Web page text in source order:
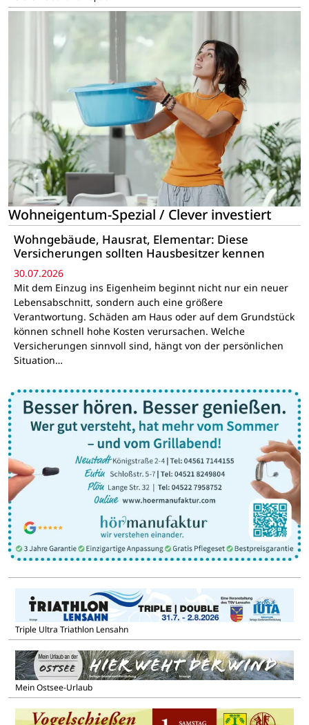
Wohneigentum-Spezial / Clever investiert
Wohngebäude, Hausrat, Elementar: Diese
Versicherungen sollten Hausbesitzer kennen
30.07.2026
Mit dem Einzug ins Eigenheim beginnt nicht nur ein neuer
Lebensabschnitt, sondern auch eine größere
Verantwortung. Schäden am Haus oder auf dem Grundstück
können schnell hohe Kosten verursachen. Welche
Versicherungen sinnvoll sind, hängt von der persönlichen
Situation…
Triple Ultra Triathlon Lensahn
Mein Ostsee-Urlaub